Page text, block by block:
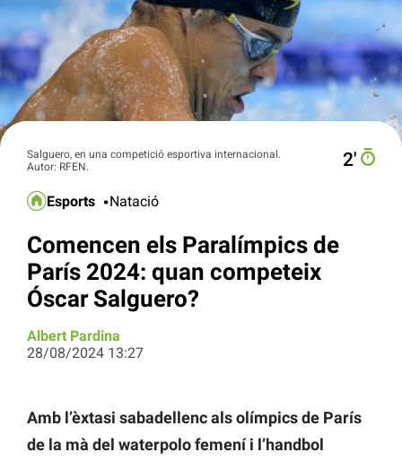
Salguero, en una competició esportiva internacional.
Autor: RFEN.
2′
Esports Natació
Comencen els Paralímpics de
París 2024: quan competeix
Óscar Salguero?
Albert Pardina
28/08/2024 13:27
Amb l’èxtasi sabadellenc als olímpics de París
de la mà del waterpolo femení i l’handbol